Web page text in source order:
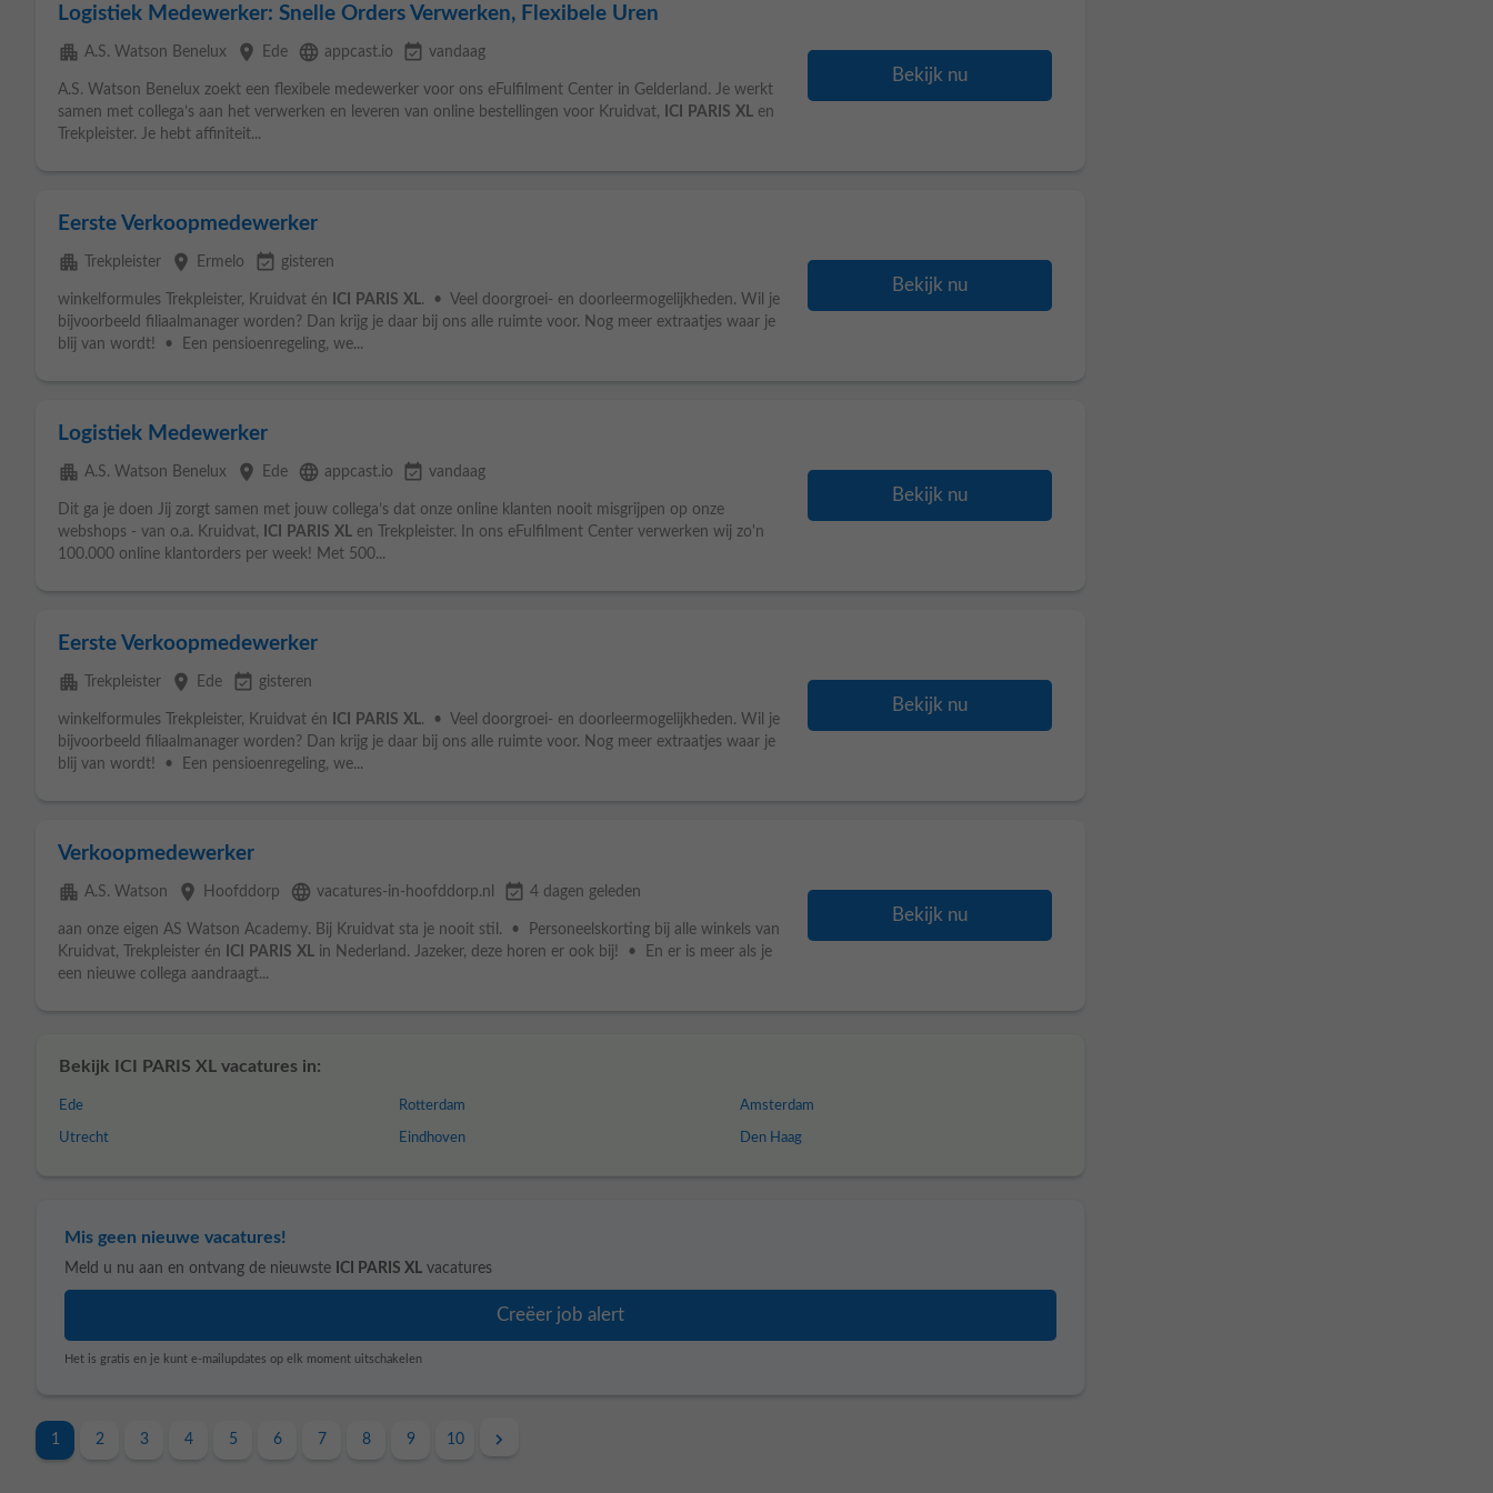
Logistiek Medewerker: Snelle Orders Verwerken, Flexibele Uren
apartment A.S. Watson Benelux place Ede language appcast.io event_available vandaag
A.S. Watson Benelux zoekt een flexibele medewerker voor ons eFulfilment Center in Gelderland. Je werkt
samen met collega’s aan het verwerken en leveren van online bestellingen voor Kruidvat,
ICI PARIS XL en
Trekpleister. Je hebt affiniteit...
Bekijk nu
Eerste Verkoopmedewerker
apartment Trekpleister place Ermelo event_available gisteren
winkelformules Trekpleister, Kruidvat én ICI PARIS XL. • Veel doorgroei- en doorleermogelijkheden. Wil je
bijvoorbeeld filiaalmanager worden? Dan krijg je daar bij ons alle ruimte voor. Nog meer extraatjes waar je
blij van wordt! • Een pensioenregeling, we...
Bekijk nu
Logistiek Medewerker
apartment A.S. Watson Benelux place Ede language appcast.io event_available vandaag
Dit ga je doen Jij zorgt samen met jouw collega’s dat onze online klanten nooit misgrijpen op onze
webshops - van o.a. Kruidvat,
ICI PARIS XL en Trekpleister. In ons eFulfilment Center verwerken wij zo'n
100.000 online klantorders per week! Met 500...
Bekijk nu
Eerste Verkoopmedewerker
apartment Trekpleister place Ede event_available gisteren
winkelformules Trekpleister, Kruidvat én ICI PARIS XL. • Veel doorgroei- en doorleermogelijkheden. Wil je
bijvoorbeeld filiaalmanager worden? Dan krijg je daar bij ons alle ruimte voor. Nog meer extraatjes waar je
blij van wordt! • Een pensioenregeling, we...
Bekijk nu
Verkoopmedewerker
apartment A.S. Watson place Hoofddorp language vacatures-in-hoofddorp.nl event_available 4 dagen geleden
aan onze eigen AS Watson Academy. Bij Kruidvat sta je nooit stil. • Personeelskorting bij alle winkels van
Kruidvat, Trekpleister én
ICI PARIS XL in Nederland. Jazeker, deze horen er ook bij! • En er is meer als je
een nieuwe collega aandraagt...
Bekijk nu
Bekijk ICI PARIS XL vacatures in:
Ede
Utrecht
Rotterdam
Eindhoven
Amsterdam
Den Haag
Mis geen nieuwe vacatures!
Meld u nu aan en ontvang de nieuwste ICI PARIS XL vacatures
Het is gratis en je kunt e-mailupdates op elk moment uitschakelen
1 2 3 4 5 6 7 8 9 10